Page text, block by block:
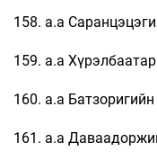
158. а.а
159. а.а
160. а.а
161. а.а